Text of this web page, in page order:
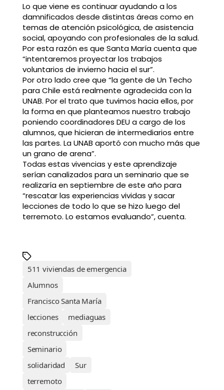
Lo que viene es continuar ayudando a los
damnificados desde distintas áreas como en
temas de atención psicológica, de asistencia
social, apoyando con profesionales de la salud.
Por esta razón es que Santa María cuenta que
“intentaremos proyectar los trabajos
voluntarios de invierno hacia el sur”.
Por otro lado cree que “la gente de Un Techo
para Chile está realmente agradecida con la
UNAB. Por el trato que tuvimos hacia ellos, por
la forma en que planteamos nuestro trabajo
poniendo coordinadores DEU a cargo de los
alumnos, que hicieran de intermediarios entre
las partes. La UNAB aportó con mucho más que
un grano de arena”.
Todas estas vivencias y este aprendizaje
serían canalizados para un seminario que se
realizaría en septiembre de este año para
“rescatar las experiencias vividas y sacar
lecciones de todo lo que se hizo luego del
terremoto. Lo estamos evaluando”, cuenta.
511 viviendas de emergencia
Alumnos
Francisco Santa María
lecciones
mediaguas
reconstrucción
Seminario
solidaridad
Sur
terremoto